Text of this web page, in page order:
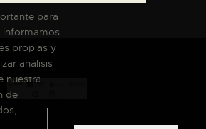
para
informamos
propias y
análisis
nuestra
de